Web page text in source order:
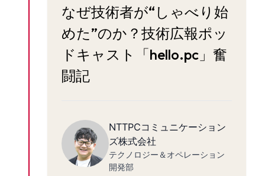
なぜ技術者が“しゃべり始
めた”のか？技術広報ポッ
ドキャスト「hello.pc」奮
闘記
NTTPCコミュニケーション
ズ株式会社
テクノロジー＆オペレーション
開発部